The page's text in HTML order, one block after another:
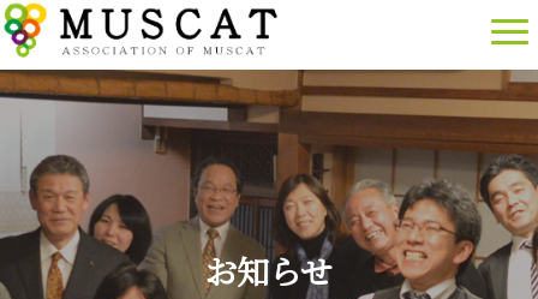
お知らせ